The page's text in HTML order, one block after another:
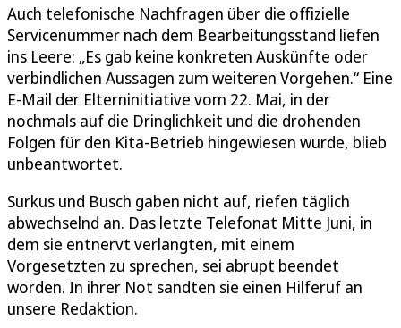
Auch telefonische Nachfragen über die offizielle
Servicenummer nach dem Bearbeitungsstand liefen
ins Leere: „Es gab keine konkreten Auskünfte oder
verbindlichen Aussagen zum weiteren Vorgehen.“ Eine
E-Mail der Elterninitiative vom 22. Mai, in der
nochmals auf die Dringlichkeit und die drohenden
Folgen für den Kita-Betrieb hingewiesen wurde, blieb
unbeantwortet.
Surkus und Busch gaben nicht auf, riefen täglich
abwechselnd an. Das letzte Telefonat Mitte Juni, in
dem sie entnervt verlangten, mit einem
Vorgesetzten zu sprechen, sei abrupt beendet
worden. In ihrer Not sandten sie einen Hilferuf an
unsere Redaktion.